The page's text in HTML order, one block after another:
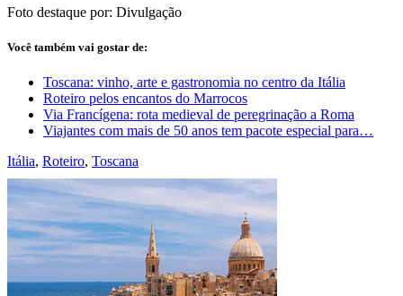
Foto destaque por: Divulgação
Você também vai gostar de:
Toscana: vinho, arte e gastronomia no centro da Itália
Roteiro pelos encantos do Marrocos
Via Francígena: rota medieval de peregrinação a Roma
Viajantes com mais de 50 anos tem pacote especial para…
Itália, Roteiro, Toscana